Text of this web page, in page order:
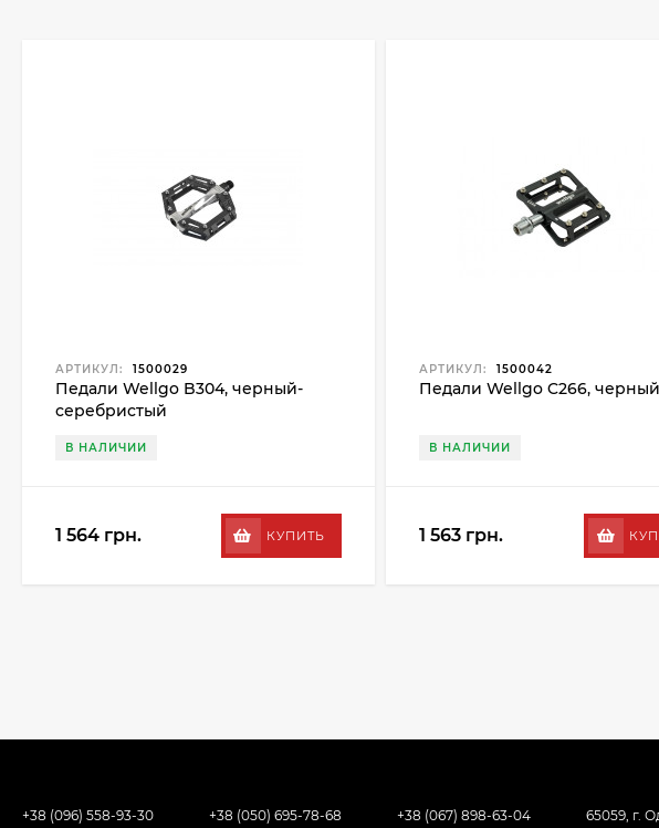
АРТИКУЛ: 1500029
Педали Wellgo B304, черный-
серебристый
В НАЛИЧИИ
1 564 грн. КУПИТЬ
АРТИКУЛ: 1500042
Педали Wellgo C266, черный
В НАЛИЧИИ
1 563 грн.
+38 (096) 558-93-30 +38 (050) 695-78-68 +38 (067) 898-63-04 65059, г.